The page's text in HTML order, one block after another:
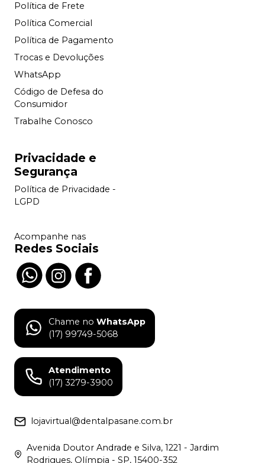
Política de Frete
Política Comercial
Política de Pagamento
Trocas e Devoluções
WhatsApp
Código de Defesa do
Consumidor
Trabalhe Conosco
Privacidade e
Segurança
Política de Privacidade -
LGPD
Acompanhe nas
Redes Sociais
Chame no WhatsApp
(17) 99749-5068
Atendimento
(17) 3279-3900
lojavirtual@dentalpasane.com.br
Avenida Doutor Andrade e Silva, 1221 - Jardim
Rodrigues, Olímpia - SP, 15400-352